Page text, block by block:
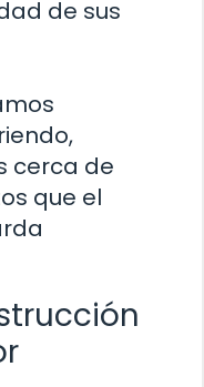
de sus
cerca de
que el